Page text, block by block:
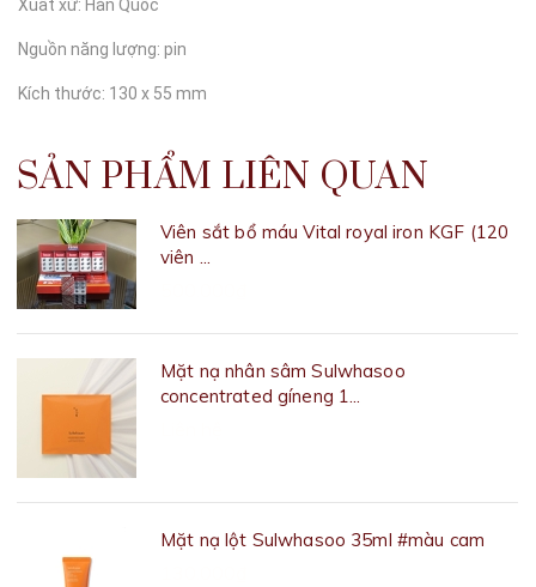
Xuất xứ: Hàn Quốc
Nguồn năng lượng: pin
Kích thước: 130 x 55 mm
SẢN PHẨM LIÊN QUAN
Viên sắt bổ máu Vital royal iron KGF (120
viên ...
Mặt nạ nhân sâm Sulwhasoo
concentrated gíneng 1...
Mặt nạ lột Sulwhasoo 35ml #màu cam